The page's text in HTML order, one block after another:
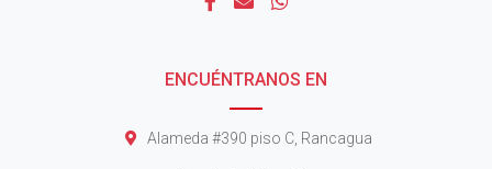
ENCUÉNTRANOS EN
Alameda #390 piso C, Rancagua